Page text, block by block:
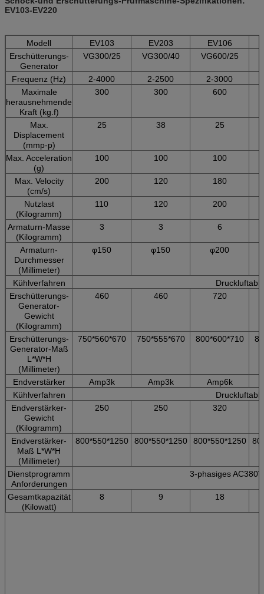
EV103-EV220
Modell EV103 EV203
EV106
Erschütterungs-
Generator
VG300/25 VG300/40 VG600/25
Frequenz (Hz) 2-4000 2-2500
2-3000
Maximale
herausnehmende
Kraft (kg.f)
300 300 600
Max.
Displacement
(mmp-p)
25 38 25
Max. Acceleration
(g)
100 100 100
Max. Velocity
(cm/s)
200 120 180
Nutzlast
(Kilogramm)
110 120 200
Armaturn-Masse
(Kilogramm)
3 3 6
Armaturn-
Durchmesser
(Millimeter)
φ150 φ150 φ200
Kühlverfahren
Erschütterungs-
Generator-
Gewicht
(Kilogramm)
460 460 720
Erschütterungs-
Generator-Maß
L*W*H
(Millimeter)
750*560*670 750*555*670 800*600*710
Endverstärker Amp3k Amp3k
Amp6k
Kühlverfahren
Endverstärker-
Gewicht
(Kilogramm)
250 250 320
Endverstärker-
Maß L*W*H
(Millimeter)
800*550*1250 800*550*1250 800*550*1250
Dienstprogramm
Anforderungen
3-phasiges
Gesamtkapazität
(Kilowatt)
8 9 18